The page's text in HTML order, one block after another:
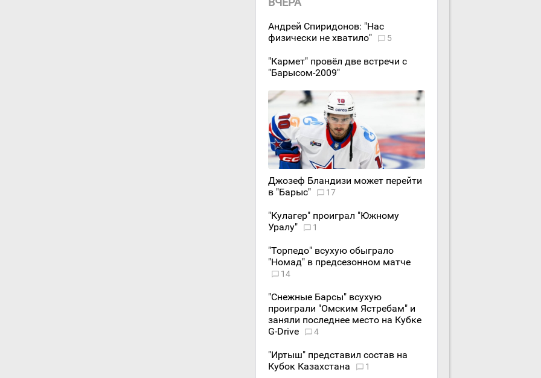
Андрей Спиридонов: "Нас
физически не хватило"
5
"Кармет" провёл две встречи с
"Барысом-2009"
Джозеф Бландизи может перейти
в "Барыс"
17
"Кулагер" проиграл "Южному
Уралу"
1
"Торпедо" всухую обыграло
"Номад" в предсезонном матче
14
"Снежные Барсы" всухую
проиграли "Омским Ястребам" и
заняли последнее место на Кубке
G-Drive
4
"Иртыш" представил состав на
Кубок Казахстана
1